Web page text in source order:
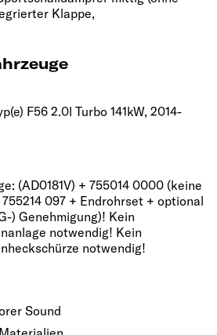
Klappe,
F56 2.0l Turbo 141kW, 2014-
(AD0181V) + 755014 0000 (keine
097 + Endrohrset + optional
) Genehmigung)! Kein
notwendig! Kein
notwendig!
Sound